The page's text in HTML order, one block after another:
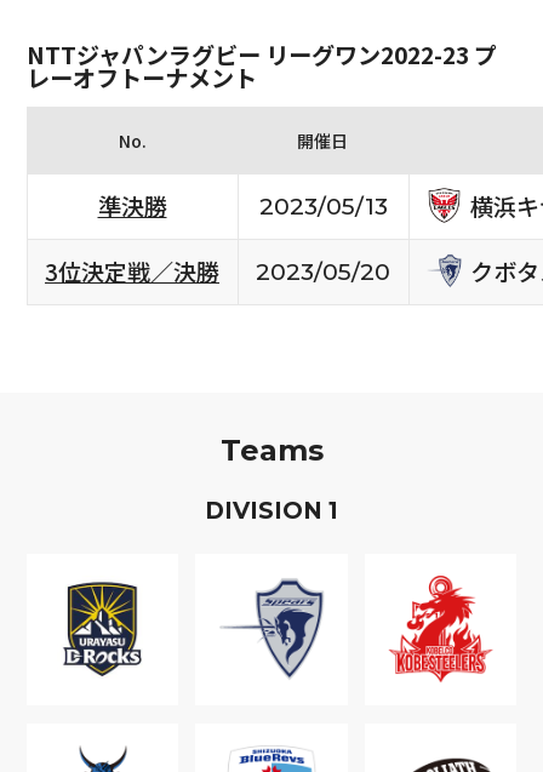
NTTジャパンラグビー リーグワン2022-23 プ
レーオフトーナメント
No. 開催日
準決勝 2023/05/13
横浜
3位決定戦／決勝
2023/05/20 クボ
Teams
DIVISION 1